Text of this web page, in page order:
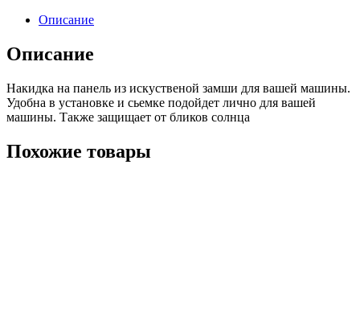
Описание
Описание
Накидка на панель из искуственой замши для вашей машины.
Удобна в установке и сьемке подойдет лично для вашей
машины. Также защищает от бликов солнца
Похожие товары